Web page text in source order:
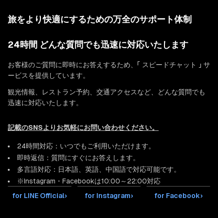
旅をより快適にするための万全のサポート体制
24時間 どんな質問でも迅速に対応いたします
お客様のご質問に即時にお答えするため、「 スピードチャット 」 サ
ービスを提供しています。
観光情報、レストラン予約、交通アクセスなど、どんな質問でも
迅速に対応いたします。
記載のSNSよりお気軽にお問い合わせください。
24時間対応：いつでもご利用いただけます。
即時返信：質問にすぐにお答えします。
多言語対応：日本語、英語、中国語で対応可能です。
※Instagram・Facebookは10:00～22:00対応
for LINE Official› for Instagram› for Facebook›